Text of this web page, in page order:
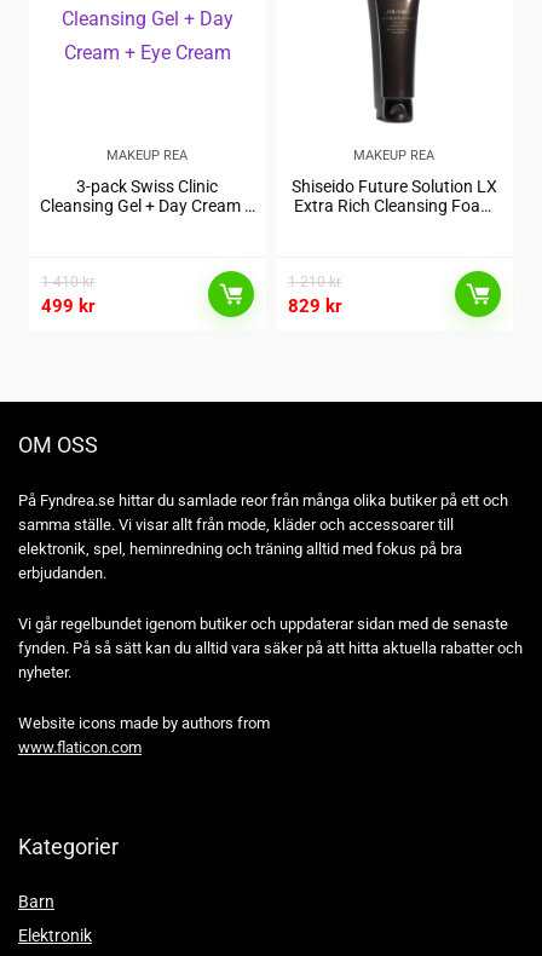
MAKEUP REA
3-pack Swiss Clinic
Cleansing Gel + Day Cream +
1 410kr
499 kr
MAKEUP REA
Shiseido Future Solution LX
Extra Rich Cleansing Foam
1 210kr
829 kr
OM OSS
På Fyndrea.se hittar du samlade reor från många olika butiker på ett och
samma ställe. Vi visar allt från mode, kläder och accessoarer till
elektronik, spel, heminredning och träning alltid med fokus på bra
erbjudanden.
Vi går regelbundet igenom butiker och uppdaterar sidan med de senaste
fynden. På så sätt kan du alltid vara säker på att hitta aktuella rabatter och
nyheter.
Website icons made by authors from
www.flaticon.com
Kategorier
Barn
Elektronik